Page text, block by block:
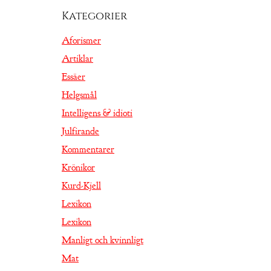
Kategorier
Aforismer
Artiklar
Essäer
Helgsmål
Intelligens & idioti
Julfirande
Kommentarer
Krönikor
Kurd-Kjell
Lexikon
Lexikon
Manligt och kvinnligt
Mat